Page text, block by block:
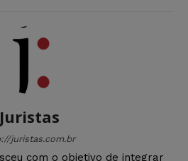
Juristas
juristas.com.br
com o objetivo de integrar